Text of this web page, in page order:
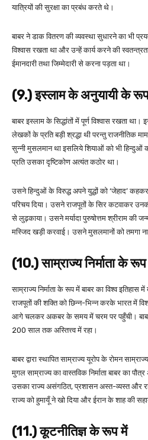
यात्रियों की सुरक्षा का प्रबंध करते थे।
बाबर ने डाक वितरण की व्यवस्था सुधारने का भी
विश्वास रखता था और उन्हें कार्य करने की
ईमानदारी तथा जिम्मेदारी से करना पड़ता था।
(9.) इस्लाम के अनुयायी के
बाबर इस्लाम के सिद्धांतों में पूर्ण विश्वास रखता
लेखकों के प्रति बड़ी श्रद्धा थी परन्तु राजनीतिक
सुन्नी मुसलमान था इसलिये शियाओं को भी हिन्दुओं
प्रति उसका दृष्टिकोण अत्यंत कठोर था।
उसने हिन्दुओं के विरुद्ध अपने युद्धों को ‘जेहाद’
परिचय दिया। उसने राजपूतों के सिर कटवाकर
से लुढ़काया। उसने मर्यादा पुरुषोत्तम श्रीराम की
मस्जिद खड़ी करवाई। उसने मुसलमानों को तमगा
(10.) साम्राज्य निर्माता के
साम्राज्य निर्माता के रूप में बाबर का विश्व
राजपूतों की शक्ति को छिन्न-भिन्न करके भारत में
आगे चलकर अकबर के समय में चरम पर पहुँची। बाबर
200 साल तक अस्तित्त्व में रहा।
बाबर द्वारा स्थापित साम्राज्य यूरोप के रोमन
मुगल साम्राज्य का वास्तविक निर्माता बाबर का
उसका राज्य असंगठित, प्रशासन अस्त-व्यस्त और
राज्य को हुमायूँ ने खो दिया और ईरान के शाह की
(11.) कूटनीतिज्ञ के रूप में